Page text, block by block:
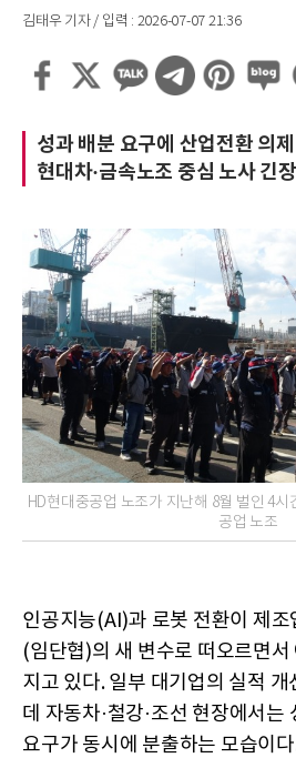
김태우 기자 / 입력 : 2026-07-07 21:36
성과 배분 요구에 산업전환 의제
현대차·금속노조 중심 노사 긴
HD현대중공업 노조가 지난해 8월 벌인 4
공업 노조
인공지능(AI)과 로봇 전환이 제조
(임단협)의 새 변수로 떠오르면서
지고 있다. 일부 대기업의 실적
데 자동차·철강·조선 현장에서는
요구가 동시에 분출하는 모습이